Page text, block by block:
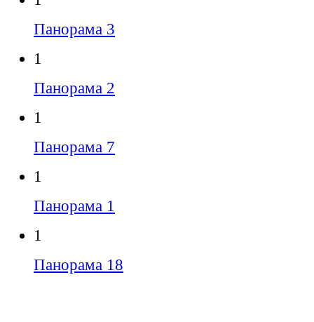
Панорама 3
1
Панорама 2
1
Панорама 7
1
Панорама 1
1
Панорама 18